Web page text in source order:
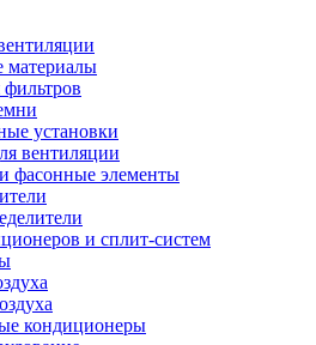
установки
вентиляции
фасонные элементы
и сплит-систем
кондиционеры